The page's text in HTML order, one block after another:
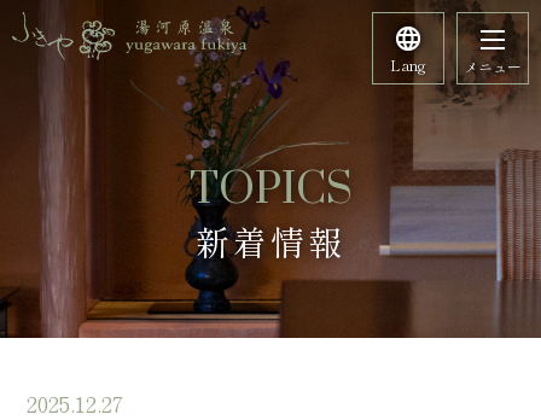
Lang メニュー
TOPICS
新着情報
2025.12.27